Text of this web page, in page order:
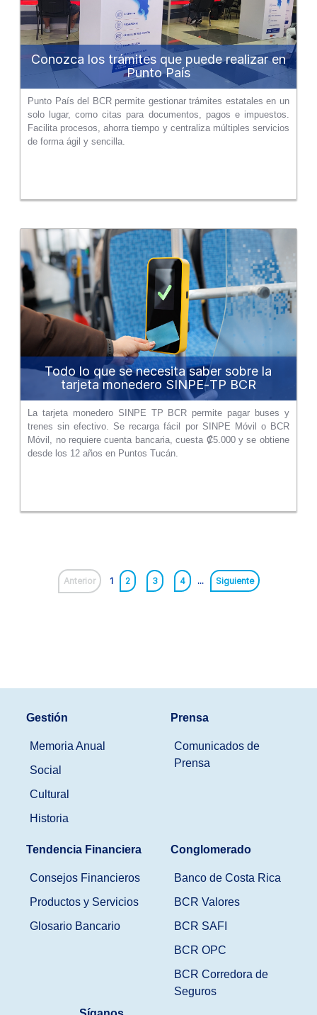
Conozca los trámites que puede realizar en
Punto País
Punto País del BCR permite gestionar trámites estatales en un
solo lugar, como citas para documentos, pagos e impuestos.
Facilita procesos, ahorra tiempo y centraliza múltiples servicios
de forma ágil y sencilla.
Todo lo que se necesita saber sobre la
tarjeta monedero SINPE‑TP BCR
La tarjeta monedero SINPE TP BCR permite pagar buses y
trenes sin efectivo. Se recarga fácil por SINPE Móvil o BCR
Móvil, no requiere cuenta bancaria, cuesta ₡5.000 y se obtiene
desde los 12 años en Puntos Tucán.
Anterior 1 2 3 4 ... Siguiente
Gestión
Memoria Anual
Social
Cultural
Historia
Prensa
Comunicados de
Prensa
Tendencia Financiera
Consejos Financieros
Productos y Servicios
Glosario Bancario
Conglomerado
Banco de Costa Rica
BCR Valores
BCR SAFI
BCR OPC
BCR Corredora de
Seguros